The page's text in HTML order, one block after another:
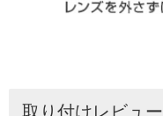
取り付けレビュー